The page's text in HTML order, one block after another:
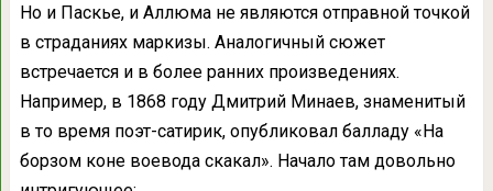
Но и Паскье, и Аллюма не являются отправной точкой
в страданиях маркизы. Аналогичный сюжет
встречается и в более ранних произведениях.
Например, в 1868 году Дмитрий Минаев, знаменитый
в то время поэт-сатирик, опубликовал балладу «На
борзом коне воевода скакал». Начало там довольно